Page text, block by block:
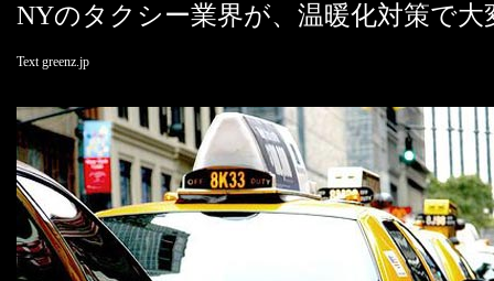
NYのタクシー業界が、温暖化対策で大
Text greenz.jp